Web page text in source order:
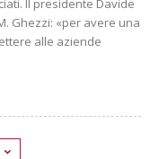
Il presidente Davide
Ghezzi: «per avere una
alle aziende